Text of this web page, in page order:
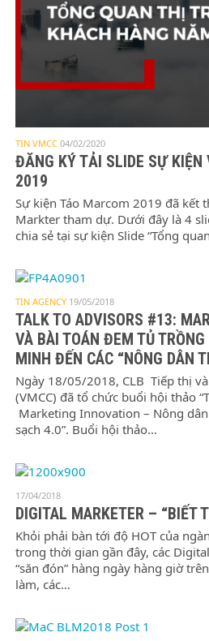
TIN VMCC04/02/2020
ĐĂNG KÝ TẢI SLIDE SỰ KIỆN
2019
Sự kiện Táo Marcom 2019 đã kết
Markter tham dự. Dưới đây là 4
chia sẻ tại sự kiện Slide “Tổng
TIN AGENCY19/05/2018
TALK TO ADVISORS #13:
VÀ BÀI TOÁN ĐEM TỦ
MINH ĐẾN CÁC “NÔNG DÂN
Ngày 18/05/2018, CLB Tiếp thị
(VMCC) đã tổ chức buổi hội thảo
Marketing Innovation – Nông
sạch 4.0”. Buổi hội thảo…
17/04/2018
DIGITAL MARKETER – “BIẾT
Khỏi phải bàn tới độ HOT của
trong thời gian gần đây, các
“săn đón” hàng ngày hàng giờ
làm, các…